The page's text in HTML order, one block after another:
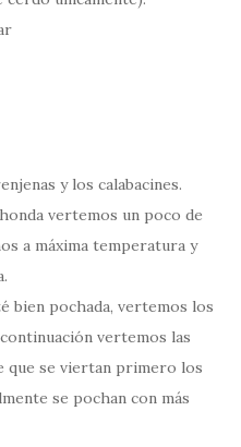
y los calabacines.
vertemos un poco de
a máxima temperatura y
bien pochada, vertemos los
vertemos las
que se viertan primero los
se pochan con más